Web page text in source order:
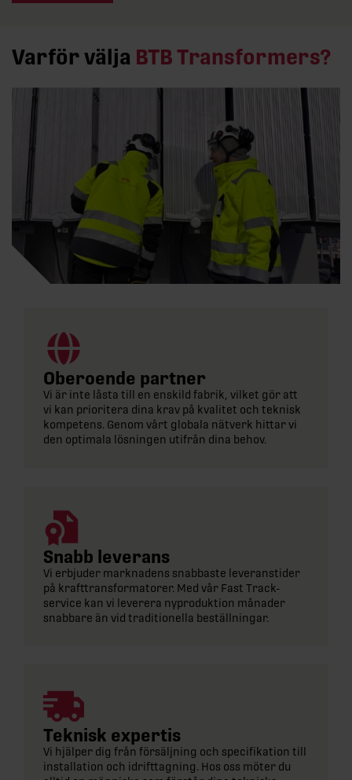
Varför välja BTB Transformers?
Oberoende partner
Vi är inte låsta till en enskild fabrik, vilket gör att
vi kan prioritera dina krav på kvalitet och teknisk
kompetens. Genom vårt globala nätverk hittar vi
den optimala lösningen utifrån dina behov.
Snabb leverans
Vi erbjuder marknadens snabbaste leveranstider
på krafttransformatorer. Med vår Fast Track-
service kan vi leverera nyproduktion månader
snabbare än vid traditionella beställningar.
Teknisk expertis
Vi hjälper dig från försäljning och specifikation till
installation och idrifttagning. Hos oss möter du